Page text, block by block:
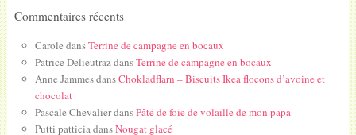
Commentaires récents
Carole dansTerrine de campagne en bocaux
Patrice DelieutrazdansTerrine de campagne en bocaux
Anne JammesdansChokladflarn – Biscuits Ikea flocons d’avoine et
chocolat
Pascale ChevalierdansPâté de foie de volaille de mon papa
Putti patticiadansNougat glacé